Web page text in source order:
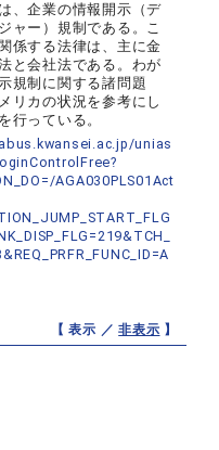
、企業の情報開示（デ
ャー）規制である。こ
係する法律は、主に金
と会社法である。わが
規制に関する諸問題
リカの状況を参考にし
行っている。
unias
AGA030PLS01Act
【 表示 ／非表示 】